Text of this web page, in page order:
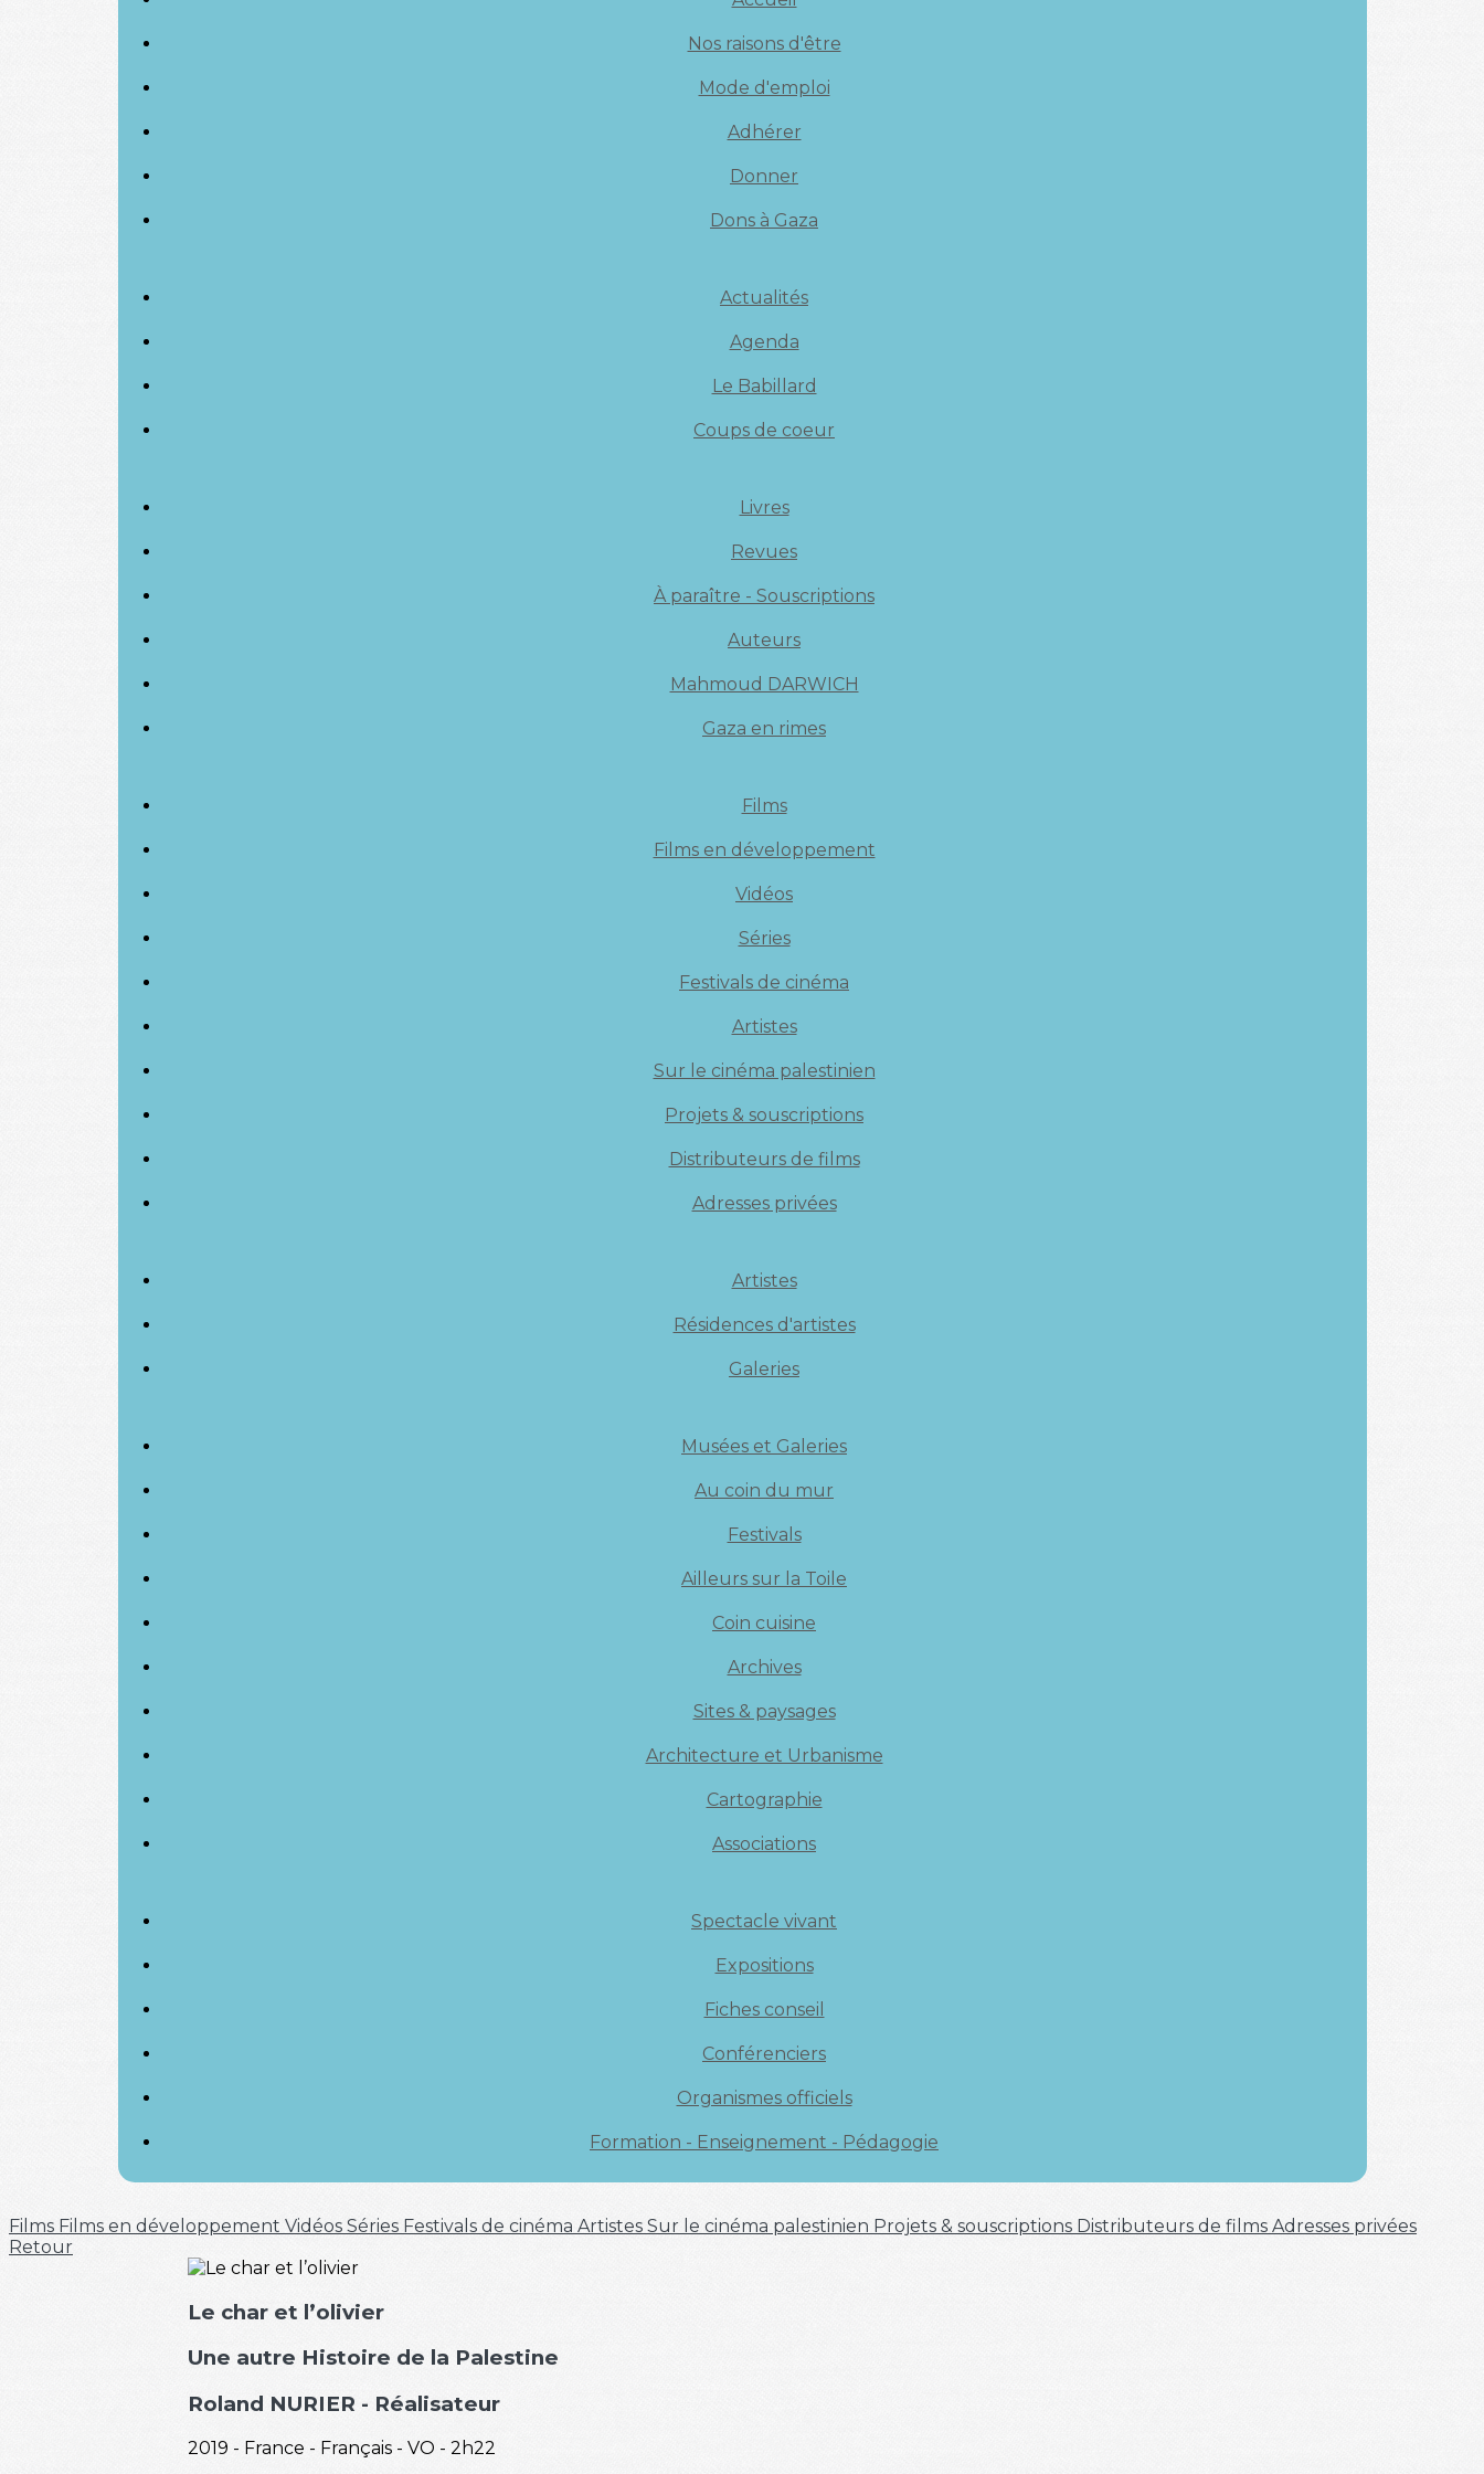
Nos raisons d'être
Mode d'emploi
Adhérer
Donner
Dons à Gaza
Actualités
Agenda
Le Babillard
Coups de coeur
Livres
Revues
À paraître - Souscriptions
Auteurs
Mahmoud DARWICH
Gaza en rimes
Films
Films en développement
Vidéos
Séries
Festivals de cinéma
Artistes
Sur le cinéma palestinien
Projets & souscriptions
Distributeurs de films
Adresses privées
Artistes
Résidences d'artistes
Galeries
Musées et Galeries
Au coin du mur
Festivals
Ailleurs sur la Toile
Coin cuisine
Archives
Sites & paysages
Architecture et Urbanisme
Cartographie
Associations
Spectacle vivant
Expositions
Fiches conseil
Conférenciers
Organismes officiels
Formation - Enseignement - Pédagogie
Films Films en développement Vidéos Séries Festivals de cinéma Artistes Sur le cinéma palestinien Projets & souscriptions Distributeurs de films Adresses privées
Retour
Le char et l’olivier
Une autre Histoire de la Palestine
Roland NURIER - Réalisateur
2019 - France - Français - VO - 2h22